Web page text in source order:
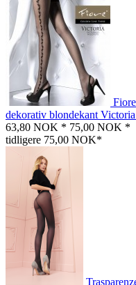
dekorativ blondekant
63,80 NOK * 75,00 NOK *
tidligere 75,00 NOK*